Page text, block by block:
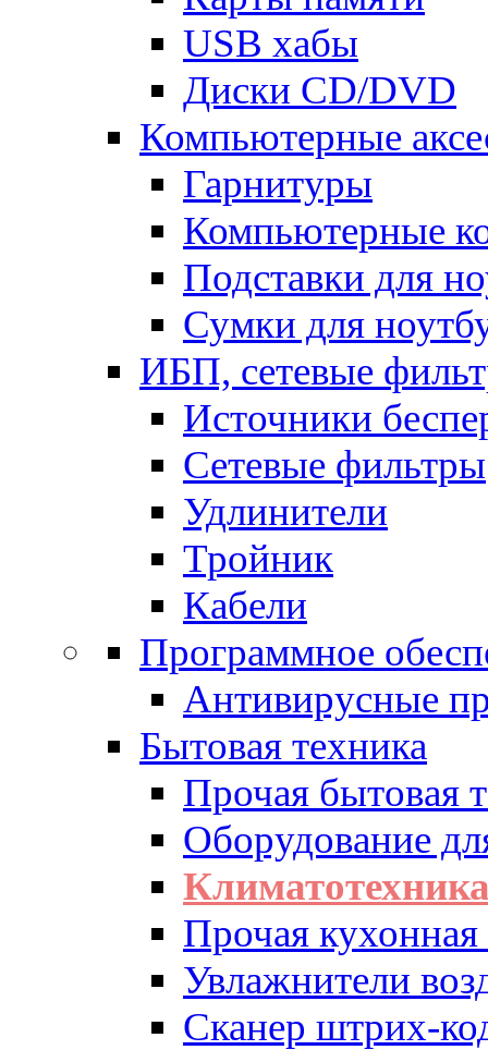
USB хабы
Диски CD/DVD
Компьютерные
Гарнитуры
Компьютерные
Подставки для
Сумки для
ИБП, сетевые
Источники
Сетевые фильтры
Удлинители
Тройник
Кабели
Программное
Антивирусные
Бытовая техника
Прочая бытовая
Оборудование
Прочая кухонная
Увлажнители
Сканер штрих-